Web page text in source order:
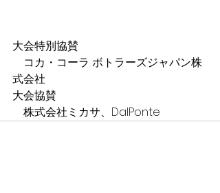
大会特別協賛
コカ・コーラ ボトラーズジャパン株
式会社
大会協賛
株式会社ミカサ、DalPonte